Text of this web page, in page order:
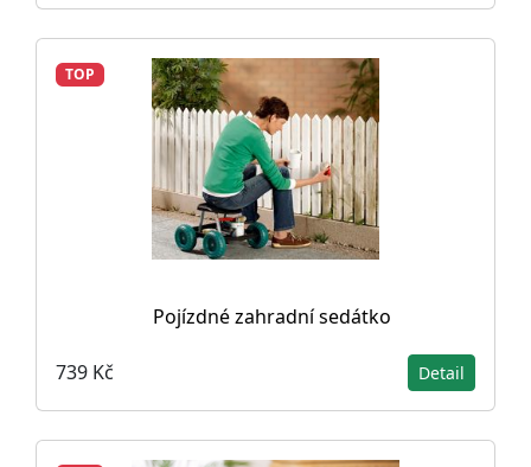
TOP
Pojízdné zahradní sedátko
739 Kč Detail